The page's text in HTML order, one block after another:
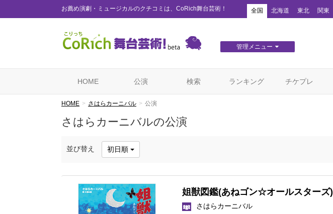
お薦め演劇・ミュージカルのクチコミは、CoRich舞台芸術！ 全国 北海道 東北 関東
管理メニュー
HOME 公演 検索 ランキング チケプレ
HOME さはらカーニバル 公演
さはらカーニバルの公演
並び替え 初日順
姐獣図鑑(あねゴン☆オールスターズ)
さはらカーニバル